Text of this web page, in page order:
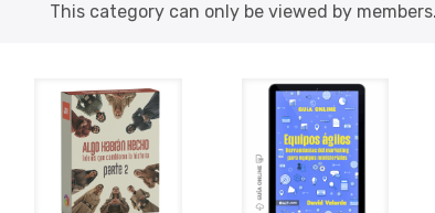
This category can only be viewed by members.